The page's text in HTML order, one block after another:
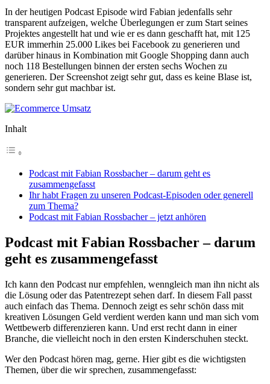
In der heutigen Podcast Episode wird Fabian jedenfalls sehr
transparent aufzeigen, welche Überlegungen er zum Start seines
Projektes angestellt hat und wie er es dann geschafft hat, mit 125
EUR immerhin 25.000 Likes bei Facebook zu generieren und
darüber hinaus in Kombination mit Google Shopping dann auch
noch 118 Bestellungen binnen der ersten sechs Wochen zu
generieren. Der Screenshot zeigt sehr gut, dass es keine Blase ist,
sondern sehr gut machbar ist.
Inhalt
Podcast mit Fabian Rossbacher – darum geht es
zusammengefasst
Ihr habt Fragen zu unseren Podcast-Episoden oder generell
zum Thema?
Podcast mit Fabian Rossbacher – jetzt anhören
Podcast mit Fabian Rossbacher – darum
geht es zusammengefasst
Ich kann den Podcast nur empfehlen, wenngleich man ihn nicht als
die Lösung oder das Patentrezept sehen darf. In diesem Fall passt
auch einfach das Thema. Dennoch zeigt es sehr schön dass mit
kreativen Lösungen Geld verdient werden kann und man sich vom
Wettbewerb differenzieren kann. Und erst recht dann in einer
Branche, die vielleicht noch in den ersten Kinderschuhen steckt.
Wer den Podcast hören mag, gerne. Hier gibt es die wichtigsten
Themen, über die wir sprechen, zusammengefasst: